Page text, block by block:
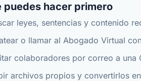
puedes hacer primero
leyes, sentencias y contenido
o llamar al Abogado Virtual
colaboradores por correo a una
archivos propios y convertirlos